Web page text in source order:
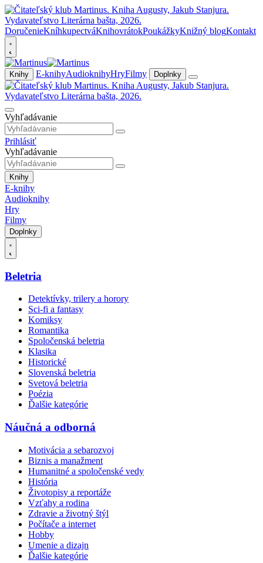
DoručenieKníhkupectváKnihovrátokPoukážkyKnižný blogKontakt
Knihy E-knihyAudioknihyHryFilmy Doplnky
Vyhľadávanie
Prihlásiť
Vyhľadávanie
Knihy
E-knihy
Audioknihy
Hry
Filmy
Doplnky
Beletria
Detektívky, trilery a horory
Sci-fi a fantasy
Komiksy
Romantika
Spoločenská beletria
Klasika
Historické
Slovenská beletria
Svetová beletria
Poézia
Ďalšie kategórie
Náučná a odborná
Motivácia a sebarozvoj
Biznis a manažment
Humanitné a spoločenské vedy
História
Životopisy a reportáže
Vzťahy a rodina
Zdravie a životný štýl
Počítače a internet
Hobby
Umenie a dizajn
Ďalšie kategórie